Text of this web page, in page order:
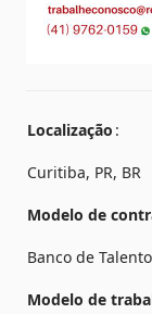
Localização
Curitiba, PR, BR
Modelo de
Banco de
Modelo de